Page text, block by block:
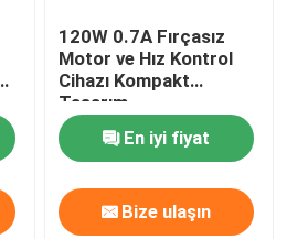
120W 0.7A Fırçasız
Motor ve Hız Kontrol
Cihazı Kompakt
Tasarım
En iyi fiyat
Bize ulaşın